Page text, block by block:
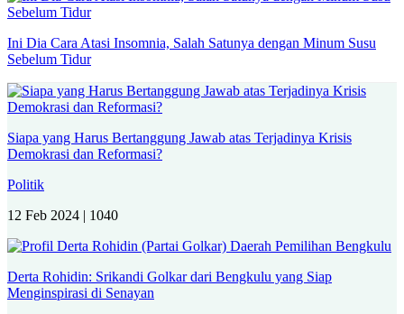
Ini Dia Cara Atasi Insomnia, Salah Satunya dengan Minum Susu
Sebelum Tidur
Siapa yang Harus Bertanggung Jawab atas Terjadinya Krisis
Demokrasi dan Reformasi?
Politik
12 Feb 2024 | 1040
Derta Rohidin: Srikandi Golkar dari Bengkulu yang Siap
Menginspirasi di Senayan